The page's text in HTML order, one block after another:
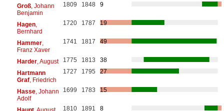
Groß, Johann
Benjamin
1809 1848 9
Hagen,
Bernhard
1720 1787 19
Hammer,
Franz Xaver
1741 1817 49
Harder, August 1775 1813
38
Hartmann
Graf, Friedrich
1727 1795 27
Hasse, Johann
Adolf
1699 1783 15
1810 1891
8